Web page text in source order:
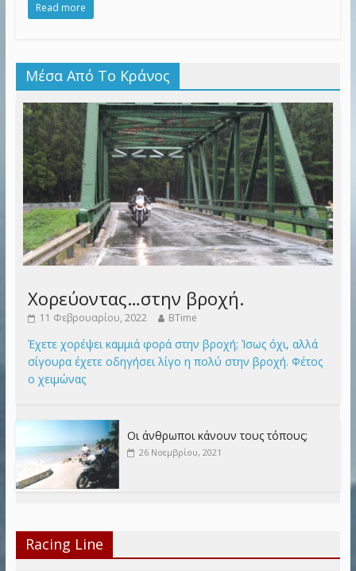
Read more
Μέσα Από Το Κράνος
Χορεύοντας…στην βροχή.
11 Φεβρουαρίου, 2022 BTime
Έχετε χορέψει καμμιά φορά στην βροχή; Ίσως όχι, αλλά
σίγουρα έχετε οδηγήσει λίγο η πολύ στην βροχή. Φέτος
ο χειμώνας
Οι άνθρωποι κάνουν τους τόπους;
26 Νοεμβρίου, 2021
Racing Line